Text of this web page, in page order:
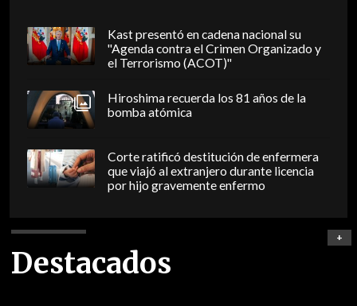
Kast presentó en cadena nacional su
"Agenda contra el Crimen Organizado y
el Terrorismo (ACOT)"
Hiroshima recuerda los 81 años de la
bomba atómica
Corte ratificó destitución de enfermera
que viajó al extranjero durante licencia
por hijo gravemente enfermo
Destacados
+